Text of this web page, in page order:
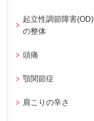
起立性調節障害(OD)
の整体
頭痛
顎関節症
肩こりの辛さ